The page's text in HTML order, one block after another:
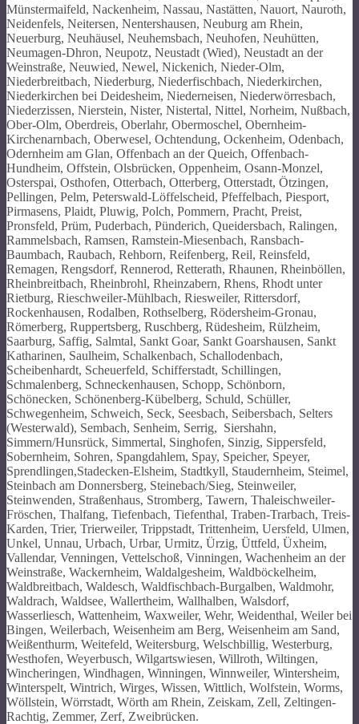
Münstermaifeld, Nackenheim, Nassau, Nastätten, Nauort, Nauroth,
Neidenfels, Neitersen, Nentershausen, Neuburg am Rhein,
Neuerburg, Neuhäusel, Neuhemsbach, Neuhofen, Neuhütten,
Neumagen-Dhron, Neupotz, Neustadt (Wied), Neustadt an der
Weinstraße, Neuwied, Newel, Nickenich, Nieder-Olm,
Niederbreitbach, Niederburg, Niederfischbach, Niederkirchen,
Niederkirchen bei Deidesheim, Niederneisen, Niederwörresbach,
Niederzissen, Nierstein, Nister, Nistertal, Nittel, Norheim, Nußbach,
Ober-Olm, Oberdreis, Oberlahr, Obermoschel, Obernheim-
Kirchenarnbach, Oberwesel, Ochtendung, Ockenheim, Odenbach,
Odernheim am Glan, Offenbach an der Queich, Offenbach-
Hundheim, Offstein, Olsbrücken, Oppenheim, Osann-Monzel,
Osterspai, Osthofen, Otterbach, Otterberg, Otterstadt, Ötzingen,
Pellingen, Pelm, Peterswald-Löffelscheid, Pfeffelbach, Piesport,
Pirmasens, Plaidt, Pluwig, Polch, Pommern, Pracht, Preist,
Pronsfeld, Prüm, Puderbach, Pünderich, Queidersbach, Ralingen,
Rammelsbach, Ramsen, Ramstein-Miesenbach, Ransbach-
Baumbach, Raubach, Rehborn, Reifenberg, Reil, Reinsfeld,
Remagen, Rengsdorf, Rennerod, Retterath, Rhaunen, Rheinböllen,
Rheinbreitbach, Rheinbrohl, Rheinzabern, Rhens, Rhodt unter
Rietburg, Rieschweiler-Mühlbach, Riesweiler, Rittersdorf,
Rockenhausen, Rodalben, Rothselberg, Rödersheim-Gronau,
Römerberg, Ruppertsberg, Ruschberg, Rüdesheim, Rülzheim,
Saarburg, Saffig, Salmtal, Sankt Goar, Sankt Goarshausen, Sankt
Katharinen, Saulheim, Schalkenbach, Schallodenbach,
Scheibenhardt, Scheuerfeld, Schifferstadt, Schillingen,
Schmalenberg, Schneckenhausen, Schopp, Schönborn,
Schönecken, Schönenberg-Kübelberg, Schuld, Schüller,
Schwegenheim, Schweich, Seck, Seesbach, Seibersbach, Selters
(Westerwald), Sembach, Senheim, Serrig, Siershahn,
Simmern/Hunsrück, Simmertal, Singhofen, Sinzig, Sippersfeld,
Sobernheim, Sohren, Spangdahlem, Spay, Speicher, Speyer,
Sprendlingen,Stadecken-Elsheim, Stadtkyll, Staudernheim, Steimel,
Steinbach am Donnersberg, Steinebach/Sieg, Steinweiler,
Steinwenden, Straßenhaus, Stromberg, Tawern, Thaleischweiler-
Fröschen, Thalfang, Tiefenbach, Tiefenthal, Traben-Trarbach, Treis-
Karden, Trier, Trierweiler, Trippstadt, Trittenheim, Uersfeld, Ulmen,
Unkel, Unnau, Urbach, Urbar, Urmitz, Ürzig, Üttfeld, Üxheim,
Vallendar, Venningen, Vettelschoß, Vinningen, Wachenheim an der
Weinstraße, Wackernheim, Waldalgesheim, Waldböckelheim,
Waldbreitbach, Waldesch, Waldfischbach-Burgalben, Waldmohr,
Waldrach, Waldsee, Wallertheim, Wallhalben, Walsdorf,
Wasserliesch, Wattenheim, Waxweiler, Wehr, Weidenthal, Weiler bei
Bingen, Weilerbach, Weisenheim am Berg, Weisenheim am Sand,
Weißenthurm, Weitefeld, Weitersburg, Welschbillig, Westerburg,
Westhofen, Weyerbusch, Wilgartswiesen, Willroth, Wiltingen,
Wincheringen, Windhagen, Winningen, Winnweiler, Wintersheim,
Winterspelt, Wintrich, Wirges, Wissen, Wittlich, Wolfstein, Worms,
Wöllstein, Wörrstadt, Wörth am Rhein, Zeiskam, Zell, Zeltingen-
Rachtig, Zemmer, Zerf, Zweibrücken.